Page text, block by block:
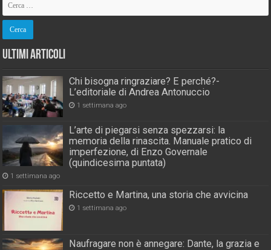
Ultimi Articoli
Chi bisogna ringraziare? E perché?-
L’editoriale di Andrea Antonuccio
1 settimana ago
L’arte di piegarsi senza spezzarsi: la
memoria della rinascita. Manuale pratico di
imperfezione, di Enzo Governale
(quindicesima puntata)
1 settimana ago
Riccetto e Martina, una storia che avvicina
1 settimana ago
Naufragare non è annegare: Dante, la grazia e